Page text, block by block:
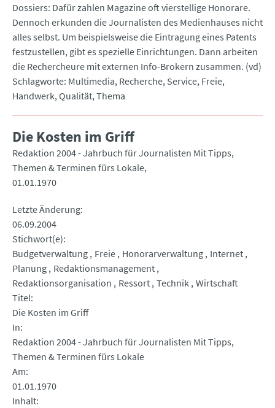
Dossiers: Dafür zahlen Magazine oft vierstellige Honorare.
Dennoch erkunden die Journalisten des Medienhauses nicht
alles selbst. Um beispielsweise die Eintragung eines Patents
festzustellen, gibt es spezielle Einrichtungen. Dann arbeiten
die Rechercheure mit externen Info-Brokern zusammen. (vd)
Schlagworte: Multimedia, Recherche, Service, Freie,
Handwerk, Qualität, Thema
Die Kosten im Griff
Redaktion 2004 - Jahrbuch für Journalisten Mit Tipps,
Themen & Terminen fürs Lokale
01.01.1970
Letzte Änderung
06.09.2004
Stichwort(e)
Budgetverwaltung Freie Honorarverwaltung Internet
Planung Redaktionsmanagement
Redaktionsorganisation
Ressort Technik Wirtschaft
Titel
Die Kosten im Griff
In
Redaktion 2004 - Jahrbuch für Journalisten Mit Tipps,
Themen & Terminen fürs Lokale
Am
01.01.1970
Inhalt